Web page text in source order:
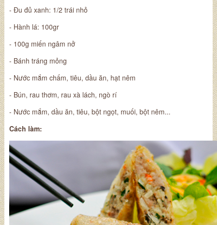
- Đu đủ xanh: 1/2 trái nhỏ
- Hành lá: 100gr
- 100g miến ngâm nở
- Bánh tráng mỏng
- Nước mắm chấm, tiêu, dầu ăn, hạt nêm
- Bún, rau thơm, rau xà lách, ngò rí
- Nước mắm, dầu ăn, tiêu, bột ngọt, muối, bột nêm...
Cách làm: